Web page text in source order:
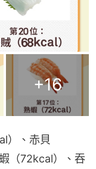
+16
）、赤貝
（72kcal）、吞